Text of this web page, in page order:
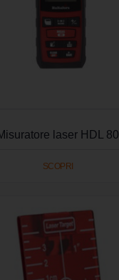
laser HDL 80
SCOPRI